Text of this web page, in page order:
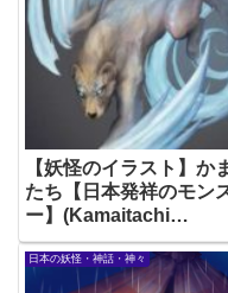
【妖怪のイラスト】か
たち【日本発祥のモン
ー】(Kamaitachi
Japanese Yokai)
日本の妖怪・神話・神々